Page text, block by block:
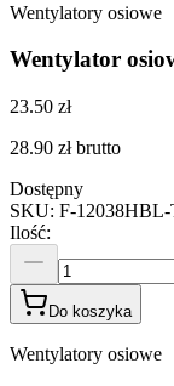
Wentylatory osiowe
Wentylator
23.50 zł
28.90 zł brutto
Dostępny
SKU: F-
Ilość:
Do koszyka
Wentylatory osiowe